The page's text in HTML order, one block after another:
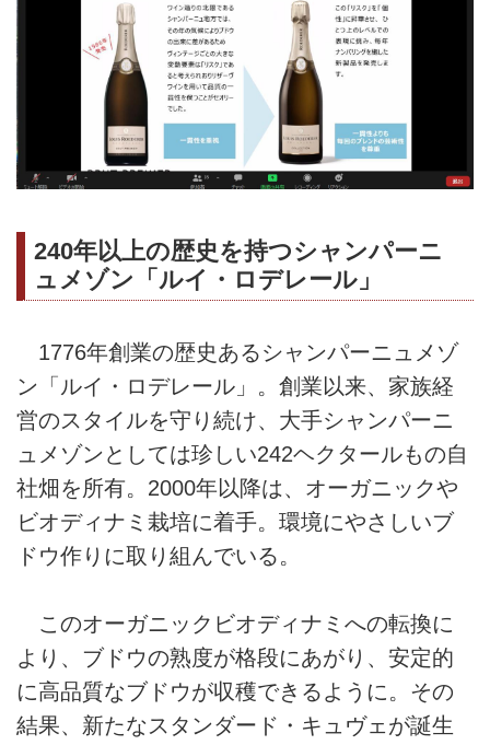
240年以上の歴史を持つシャンパーニ
ュメゾン「ルイ・ロデレール」
1776年創業の歴史あるシャンパーニュメゾ
ン「ルイ・ロデレール」。創業以来、家族経
営のスタイルを守り続け、大手シャンパーニ
ュメゾンとしては珍しい242ヘクタールもの自
社畑を所有。2000年以降は、オーガニックや
ビオディナミ栽培に着手。環境にやさしいブ
ドウ作りに取り組んでいる。
このオーガニックビオディナミへの転換に
より、ブドウの熟度が格段にあがり、安定的
に高品質なブドウが収穫できるように。その
結果、新たなスタンダード・キュヴェが誕生